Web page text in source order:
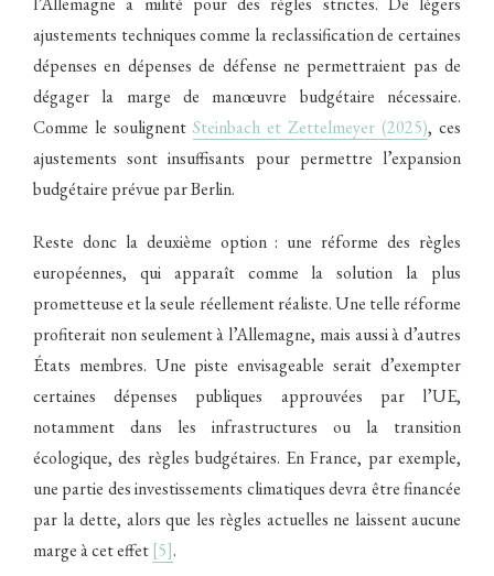
ajustements techniques comme la reclassification de certaines
dépenses en dépenses de défense ne permettraient pas de
dégager la marge de manœuvre budgétaire nécessaire.
Comme le soulignent Steinbach et Zettelmeyer (2025), ces
ajustements sont insuffisants pour permettre l’expansion
budgétaire prévue par Berlin.
Reste donc la deuxième option : une réforme des règles
européennes, qui apparaît comme la solution la plus
prometteuse et la seule réellement réaliste. Une telle réforme
profiterait non seulement à l’Allemagne, mais aussi à d’autres
États membres. Une piste envisageable serait d’exempter
certaines dépenses publiques approuvées par l’UE,
notamment dans les infrastructures ou la transition
écologique, des règles budgétaires. En France, par exemple,
une partie des investissements climatiques devra être financée
par la dette, alors que les règles actuelles ne laissent aucune
marge à cet effet[5].